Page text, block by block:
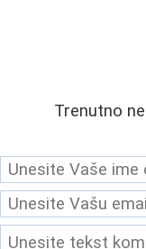
Trenutno